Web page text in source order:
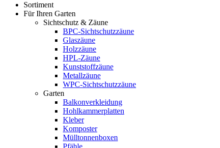
Sortiment
Für Ihren Garten
Sichtschutz & Zäune
BPC-Sichtschutzzäune
Glaszäune
Holzzäune
HPL-Zäune
Kunststoffzäune
Metallzäune
WPC-Sichtschutzzäune
Garten
Balkonverkleidung
Hohlkammerplatten
Kleber
Komposter
Mülltonnenboxen